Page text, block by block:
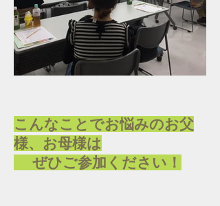
こんなことでお悩みのお父
様、お母様は
ぜひご参加ください！